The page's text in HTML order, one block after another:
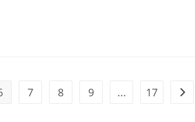
7 8 9 ... 17